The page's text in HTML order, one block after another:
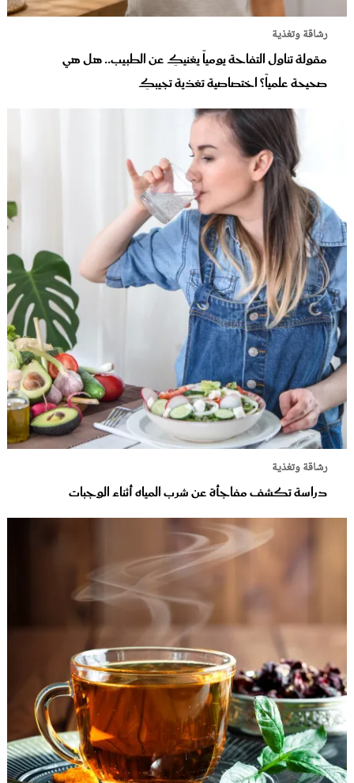
رشاقة وتغذية
مقولة تناول التفاحة يومياً يغنيكِ عن الطبيب.. هل هي
صحيحة علمياً؟ اختصاصية تغذية تجيبكِ
رشاقة وتغذية
دراسة تكشف مفاجأة عن شرب المياه أثناء الوجبات